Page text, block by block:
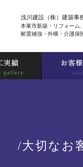
浅川建設（株）建築事
本巣市新築・リフォーム
耐震補強・外構・介護保
/大切なお